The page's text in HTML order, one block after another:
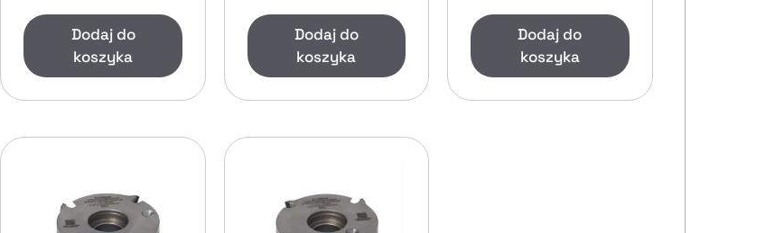
Dodaj do
koszyka
Dodaj do
koszyka
Dodaj do
koszyka